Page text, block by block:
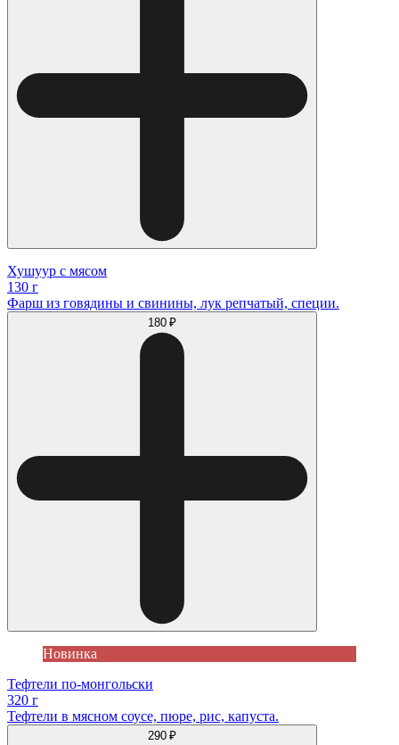
Хушуур с мясом
130 г
Фарш из говядины и свинины, лук репчатый, специи.
180 ₽
Новинка
Тефтели по-монгольски
320 г
Тефтели в мясном соусе, пюре, рис, капуста.
290 ₽